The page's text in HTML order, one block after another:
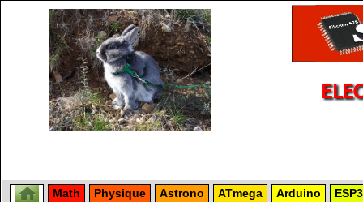
Math Physique Astrono ATmega Arduino